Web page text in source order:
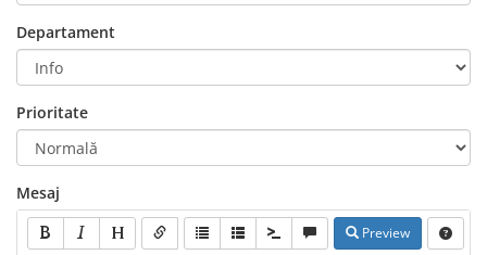
Departament
Prioritate
Mesaj
Preview